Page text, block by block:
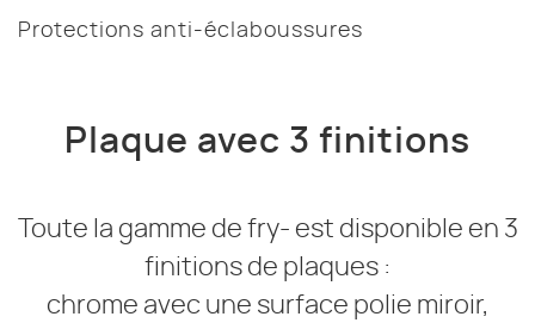
Protections anti-éclaboussures
Plaque avec 3 finitions
Toute la gamme de fry- est disponible en 3
finitions de plaques :
chrome avec une surface polie miroir,